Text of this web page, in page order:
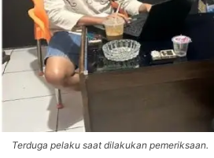
Terduga pelaku saat dilakukan pemeriksaan.